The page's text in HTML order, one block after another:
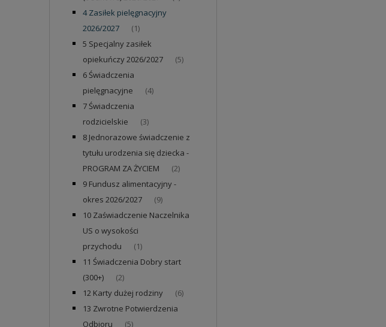
4 Zasiłek pielęgnacyjny
2026/2027
(1)
5 Specjalny zasiłek
opiekuńczy 2026/2027
(5)
6 Świadczenia
pielęgnacyjne
(4)
7 Świadczenia
rodzicielskie
(3)
8 Jednorazowe świadczenie z
tytułu urodzenia się dziecka -
PROGRAM ZA ŻYCIEM
(2)
9 Fundusz alimentacyjny -
okres 2026/2027
(9)
10 Zaświadczenie Naczelnika
US o wysokości
przychodu
(1)
11 Świadczenia Dobry start
(300+)
(2)
12 Karty dużej rodziny (6)
13 Zwrotne Potwierdzenia
Odbioru
(5)